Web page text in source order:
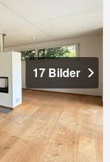
17 Bilder